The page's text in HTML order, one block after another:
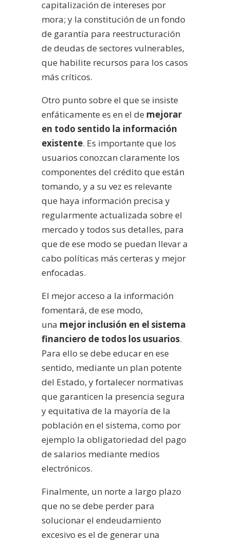
capitalización de intereses por
mora; y la constitución de un fondo
de garantía para reestructuración
de deudas de sectores vulnerables,
que habilite recursos para los casos
más críticos.
Otro punto sobre el que se insiste
enfáticamente es en el de mejorar
en todo sentido la información
existente. Es importante que los
usuarios conozcan claramente los
componentes del crédito que están
tomando, y a su vez es relevante
que haya información precisa y
regularmente actualizada sobre el
mercado y todos sus detalles, para
que de ese modo se puedan llevar a
cabo políticas más certeras y mejor
enfocadas.
El mejor acceso a la información
fomentará, de ese modo,
una mejor inclusión en el sistema
financiero de todos los usuarios.
Para ello se debe educar en ese
sentido, mediante un plan potente
del Estado, y fortalecer normativas
que garanticen la presencia segura
y equitativa de la mayoría de la
población en el sistema, como por
ejemplo la obligatoriedad del pago
de salarios mediante medios
electrónicos.
Finalmente, un norte a largo plazo
que no se debe perder para
solucionar el endeudamiento
excesivo es el de generar una